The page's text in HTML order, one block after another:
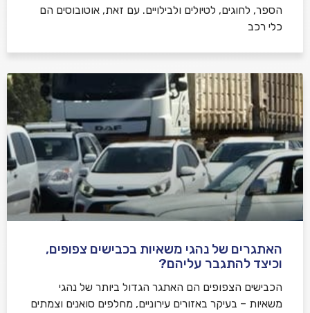
הספר, לחוגים, לטיולים ולבילויים. עם זאת, אוטובוסים הם
כלי רכב
האתגרים של נהגי משאיות בכבישים צפופים,
וכיצד להתגבר עליהם?
הכבישים הצפופים הם האתגר הגדול ביותר של נהגי
משאיות – בעיקר באזורים עירוניים, מחלפים סואנים וצמתים